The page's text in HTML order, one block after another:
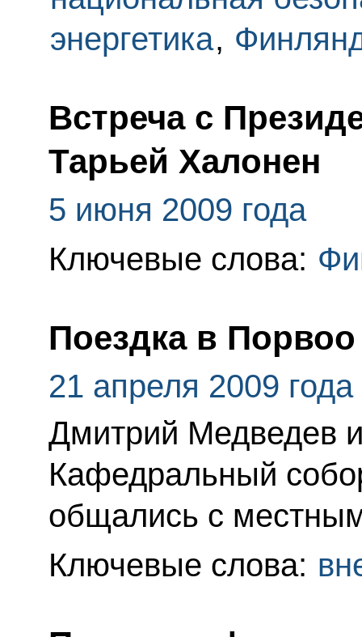
энергетика,
Встреча с
Тарьей Халонен
5 июня 2009 года
Ключевые слова:
Поездка в Порвоо
21 апреля 2009 года
Дмитрий Медведев
Кафедральный
общались с
Ключевые слова: